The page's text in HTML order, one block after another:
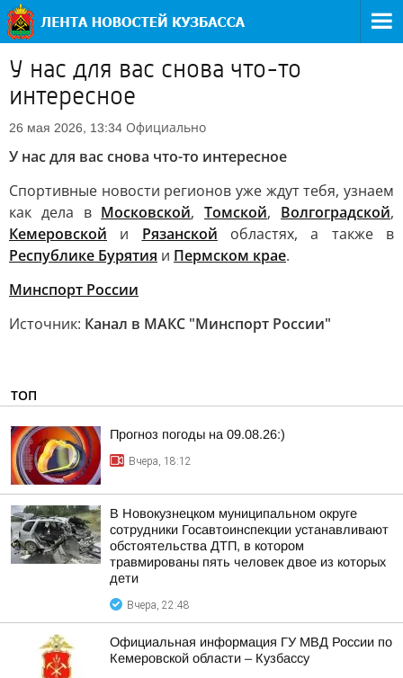
У нас для вас снова что-то
интересное
26 мая 2026, 13:34 Официально
У нас для вас снова что-то интересное
Спортивные новости регионов уже ждут тебя, узнаем
как дела в Московской,Томской, Волгоградской,
Кемеровской и Рязанской областях, а также в
Республике Бурятия и Пермском крае.
Минспорт России
Источник: Канал в МАКС "Минспорт России"
ТОП
Прогноз погоды на 09.08.26:)
Вчера, 18:12
В Новокузнецком муниципальном округе
сотрудники Госавтоинспекции устанавливают
обстоятельства ДТП, в котором
травмированы пять человек двое из которых
дети
Вчера, 22:48
Официальная информация ГУ МВД России по
Кемеровской области – Кузбассу